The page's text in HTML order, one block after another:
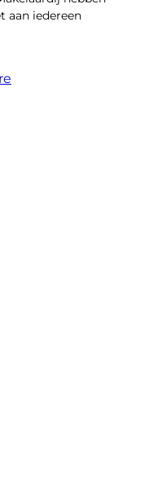
aan iedereen